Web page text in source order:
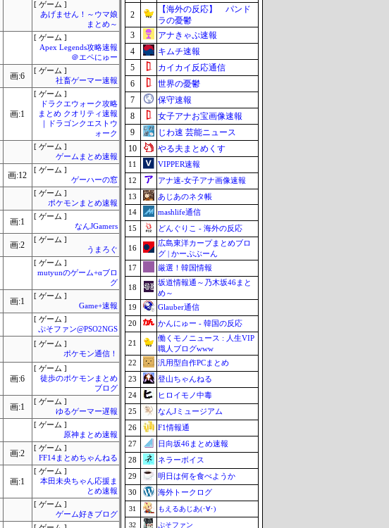
[ ゲーム ]
あげません！～ウマ娘
まとめ～
[ ゲーム ]
Apex Legends攻略速報
＠エペにゅー
画:6
[ ゲーム ]
社畜ゲーマー速報
画:1
[ ゲーム ]
ドラクエウォーク攻略
まとめ クオリティ速報
｜ドラゴンクエストウ
ォーク
[ ゲーム ]
ゲームまとめ速報
画:12
[ ゲーム ]
ゲーハーの窓
[ ゲーム ]
ポケモンまとめ速報
画:1
[ ゲーム ]
なんJGamers
画:2
[ ゲーム ]
うまろぐ
[ ゲーム ]
mutyunのゲーム+αブロ
グ
画:1
[ ゲーム ]
Game+速報
[ ゲーム ]
ぷそファン@PSO2NGS
[ ゲーム ]
ポケモン通信！
画:6
[ ゲーム ]
徒歩のポケモンまとめ
ブログ
画:1
[ ゲーム ]
ゆるゲーマー遅報
[ ゲーム ]
原神まとめ速報
画:2
[ ゲーム ]
FF14まとめちゃんねる
画:1
[ ゲーム ]
本田未央ちゃん応援ま
とめ速報
[ ゲーム ]
ゲーム好きブログ
2
【海外の反応】 パンド
ラの憂鬱
3
アナきゃぷ速報
4
キムチ速報
5
カイカイ反応通信
6
世界の憂鬱
7
保守速報
8
女子アナお宝画像速報
9
じわ速 芸能ニュース
10
やる夫まとめくす
11
VIPPER速報
12
アナ速‐女子アナ画像速報
13
あじあのネタ帳
14
mashlife通信
15
どんぐりこ - 海外の反応
16
広島東洋カープまとめブロ
グ | かーぷぶーん
17
厳選！韓国情報
18
坂道情報通～乃木坂46まと
め～
19
Glauber通信
20
かんにゅー - 韓国の反応
21
働くモノニュース : 人生VIP
職人ブログwww
22
汎用型自作PCまとめ
23
登山ちゃんねる
24
ヒロイモノ中毒
25
なんJミュージアム
26
F1情報通
27
日向坂46まとめ速報
28
ネラーボイス
29
明日は何を食べようか
30
海外トークログ
31 もえるあじあ(･∀･)
32 ぷそファン